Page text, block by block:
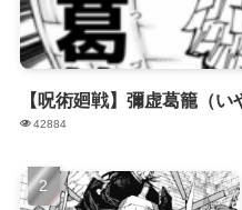
【呪術廻戦】彌虚葛籠（い
42884